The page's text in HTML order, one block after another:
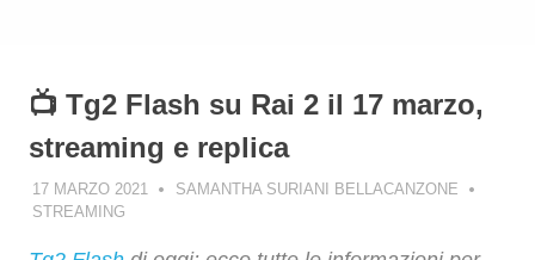
📺 Tg2 Flash su Rai 2 il 17 marzo,
streaming e replica
17 MARZO 2021
SAMANTHA SURIANI BELLACANZONE
STREAMING